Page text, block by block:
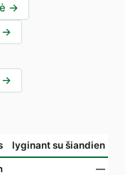
→
→
→
lyginant su šiandien
—